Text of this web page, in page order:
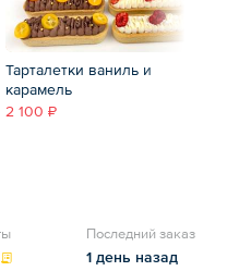
Тарталетки ваниль и
карамель
2 100 ₽
Последний заказ
1 день назад